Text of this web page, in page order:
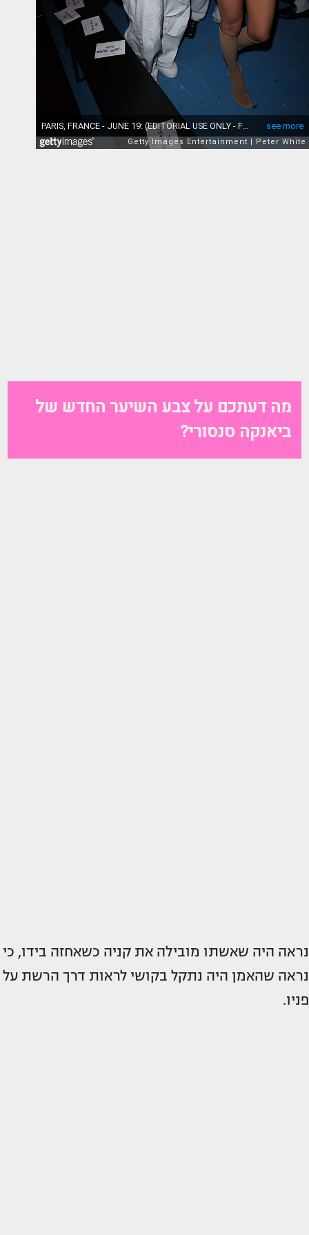
נראה היה שאשתו מובילה את קניה כשאחזה בידו, כי
נראה שהאמן היה נתקל בקושי לראות דרך הרשת על
פניו.